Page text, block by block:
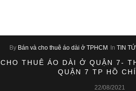
By Bán và cho thuê áo dài ở TPHCM In TIN
CHO THUÊ ÁO DÀI Ở QUẬN 7-
QUẬN 7 TP HỒ
22/08/2021